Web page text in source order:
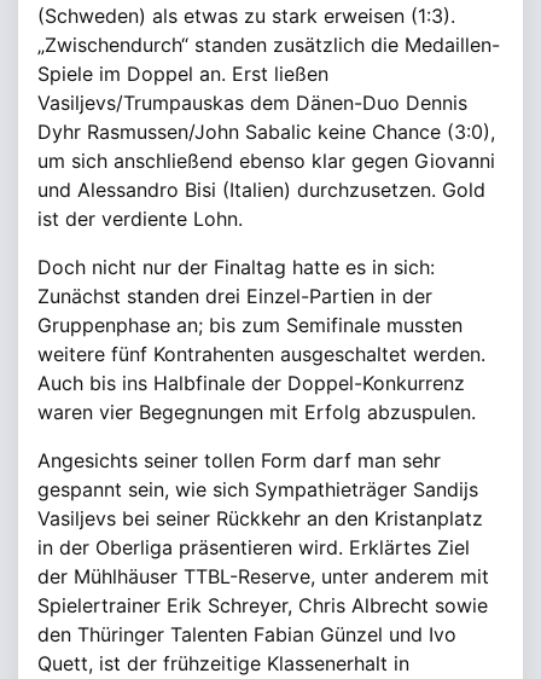
(Schweden) als etwas zu stark erweisen (1:3).
„Zwischendurch“ standen zusätzlich die Medaillen-
Spiele im Doppel an. Erst ließen
Vasiljevs/Trumpauskas dem Dänen-Duo Dennis
Dyhr Rasmussen/John Sabalic keine Chance (3:0),
um sich anschließend ebenso klar gegen Giovanni
und Alessandro Bisi (Italien) durchzusetzen. Gold
ist der verdiente Lohn.
Doch nicht nur der Finaltag hatte es in sich:
Zunächst standen drei Einzel-Partien in der
Gruppenphase an; bis zum Semifinale mussten
weitere fünf Kontrahenten ausgeschaltet werden.
Auch bis ins Halbfinale der Doppel-Konkurrenz
waren vier Begegnungen mit Erfolg abzuspulen.
Angesichts seiner tollen Form darf man sehr
gespannt sein, wie sich Sympathieträger Sandijs
Vasiljevs bei seiner Rückkehr an den Kristanplatz
in der Oberliga präsentieren wird. Erklärtes Ziel
der Mühlhäuser TTBL-Reserve, unter anderem mit
Spielertrainer Erik Schreyer, Chris Albrecht sowie
den Thüringer Talenten Fabian Günzel und Ivo
Quett, ist der frühzeitige Klassenerhalt in